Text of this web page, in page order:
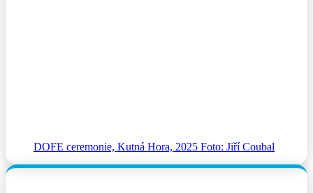
DOFE ceremonie, Kutná Hora, 2025 Foto: Jiří Coubal